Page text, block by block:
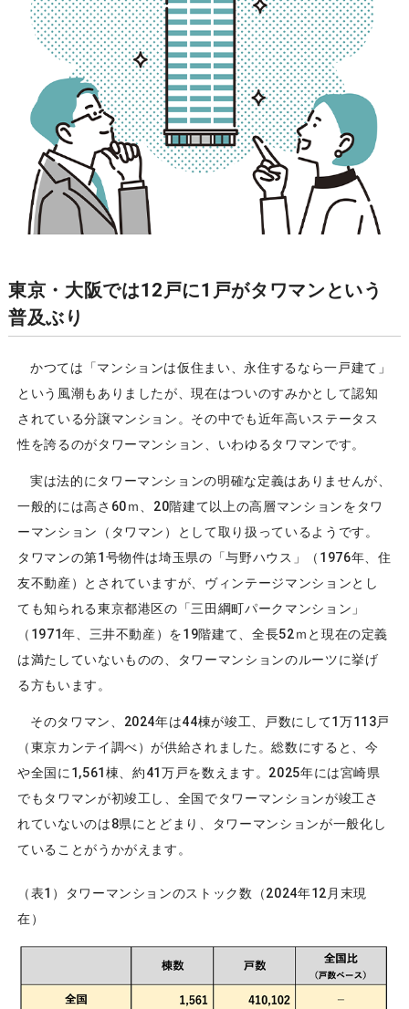
東京・大阪では12戸に1戸がタワマンという
普及ぶり
かつては「マンションは仮住まい、永住するなら一戸建て」
という風潮もありましたが、現在はついのすみかとして認知
されている分譲マンション。その中でも近年高いステータス
性を誇るのがタワーマンション、いわゆるタワマンです。
実は法的にタワーマンションの明確な定義はありませんが、
一般的には高さ60ｍ、20階建て以上の高層マンションをタワ
ーマンション（タワマン）として取り扱っているようです。
タワマンの第1号物件は埼玉県の「与野ハウス」（1976年、住
友不動産）とされていますが、ヴィンテージマンションとし
ても知られる東京都港区の「三田綱町パークマンション」
（1971年、三井不動産）を19階建て、全長52ｍと現在の定義
は満たしていないものの、タワーマンションのルーツに挙げ
る方もいます。
そのタワマン、2024年は44棟が竣工、戸数にして1万113戸
（東京カンテイ調べ）が供給されました。総数にすると、今
や全国に1,561棟、約41万戸を数えます。2025年には宮崎県
でもタワマンが初竣工し、全国でタワーマンションが竣工さ
れていないのは8県にとどまり、タワーマンションが一般化し
ていることがうかがえます。
（表1）タワーマンションのストック数（2024年12月末現
在）